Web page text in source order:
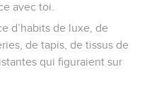
avec toi.
d’habits de luxe, de
de tapis, de tissus de
qui figuraient sur